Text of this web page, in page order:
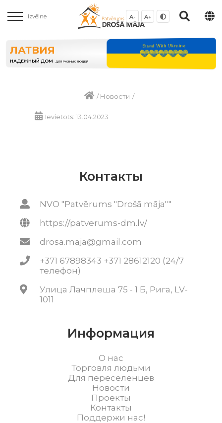
Izvēlne A- A+
ЛАТВИЯ
НАДЕЖНЫЙ ДОМ ДЛЯ РАЗНЫХ ЛЮДЕЙ
/Новости /
Ievietots: 13.04.2023
Контакты
NVO "Patvērums "Drošā māja""
https://patverums-dm.lv/
drosa.maja@gmail.com
+371 67898343 +371 28612120 (24/7
телефон)
Улица Лачплеша 75 - 1 Б, Рига, LV-
1011
Информация
О нас
Торговля людьми
Для переселенцев
Новости
Проекты
Контакты
Поддержи нас!